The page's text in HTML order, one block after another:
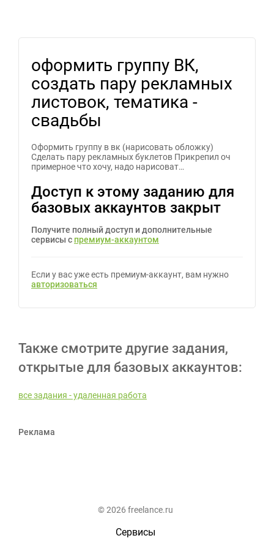
оформить группу ВК,
создать пару рекламных
листовок, тематика -
свадьбы
Оформить группу в вк (нарисовать обложку)
Сделать пару рекламных буклетов Прикрепил оч
примерное что хочу, надо нарисоват…
Доступ к этому заданию для
базовых аккаунтов закрыт
Получите полный доступ и дополнительные
сервисы с премиум-аккаунтом
Если у вас уже есть премиум-аккаунт, вам нужно
авторизоваться
Также смотрите другие задания,
открытые для базовых аккаунтов:
все задания - удаленная работа
Реклама
© 2026 freelance.ru
Сервисы